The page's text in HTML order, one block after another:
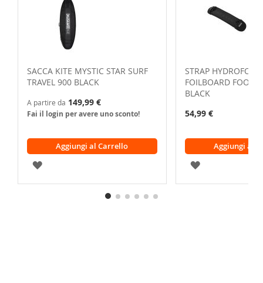
SACCA KITE MYSTIC STAR SURF
TRAVEL 900 BLACK
A partire da 149,99 €
Fai il login per avere uno sconto!
Aggiungi al Carrello
AGGIUNGI
ALLA
STRAP HYDROFOIL
FOILBOARD
BLACK
54,99 €
Aggiungi al
AGGIUNGI
ALLA